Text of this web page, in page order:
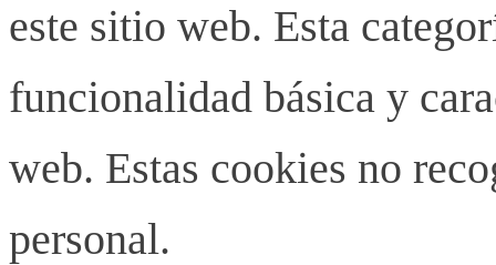
este sitio web. Esta
funcionalidad básica y
web. Estas cookies no
personal.